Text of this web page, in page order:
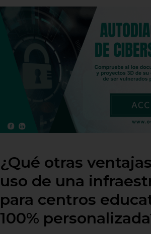
¿Qué otras
uso de una
para centros
100%